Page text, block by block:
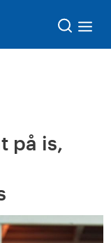
på is,